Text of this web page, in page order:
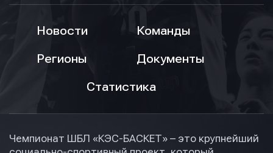
Новости
Команды
Регионы
Документы
Статистика
Чемпионат ШБЛ «КЭС-БАСКЕТ» – это крупнейший